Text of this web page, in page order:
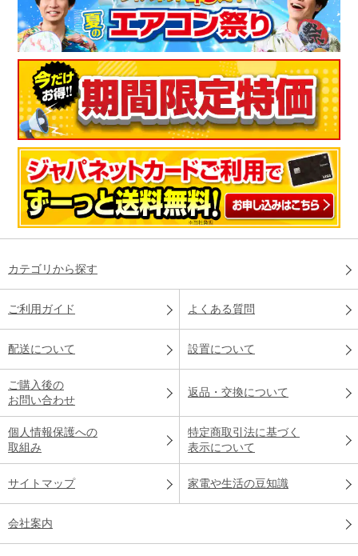
カテゴリから探す
ご利用ガイド よくある質問
配送について 設置について
ご購入後の
お問い合わせ
返品・交換について
個人情報保護への
取組み
特定商取引法に基づく
表示について
サイトマップ 家電や生活の豆知識
会社案内